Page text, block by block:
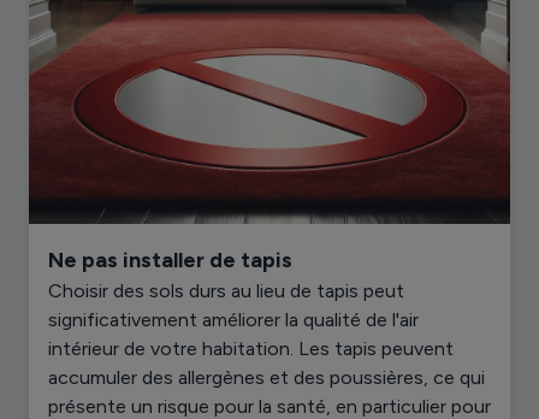
Ne pas installer de tapis
Choisir des sols durs au lieu de tapis peut
significativement améliorer la qualité de l'air
intérieur de votre habitation. Les tapis peuvent
accumuler des allergènes et des poussières, ce qui
présente un risque pour la santé, en particulier pour